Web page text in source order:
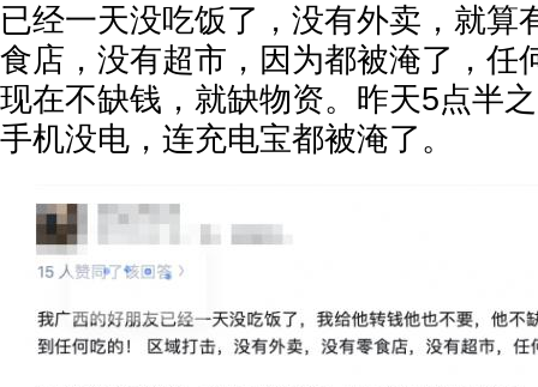
已经一天没吃饭了，没有外卖，就算
食店，没有超市，因为都被淹了，任
现在不缺钱，就缺物资。昨天5点半
手机没电，连充电宝都被淹了。